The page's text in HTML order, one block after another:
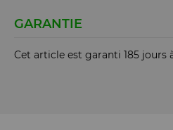
GARANTIE
Cet article est garanti 185